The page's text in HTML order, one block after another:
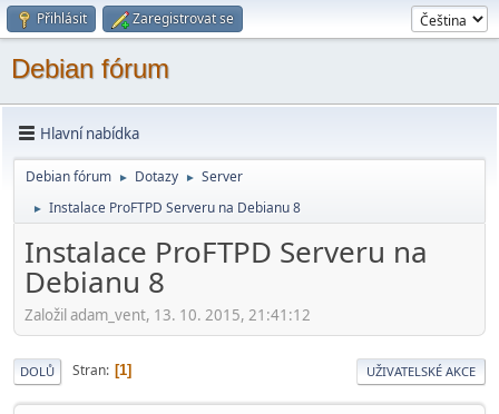
Přihlásit Zaregistrovat se
Debian fórum
Hlavní nabídka
Debian fórum ► Dotazy ► Server
► Instalace ProFTPD Serveru na Debianu 8
Instalace ProFTPD Serveru na
Debianu 8
Založil adam_vent, 13. 10. 2015, 21:41:12
DOLŮ Stran 1 UŽIVATELSKÉ AKCE